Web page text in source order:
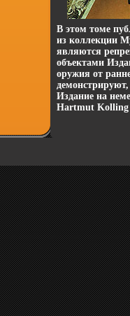
В этом томе
из коллекции
являются
объектами
оружия от
демонстрируют,
Издание на
Hartmut